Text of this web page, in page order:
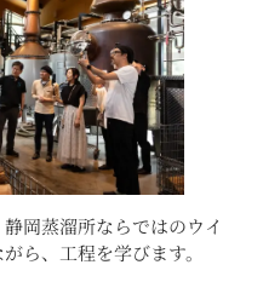
岡蒸溜所ならではのウイ
ら、工程を学びます。